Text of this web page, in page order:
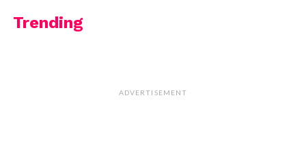
Trending
ADVERTISEMENT